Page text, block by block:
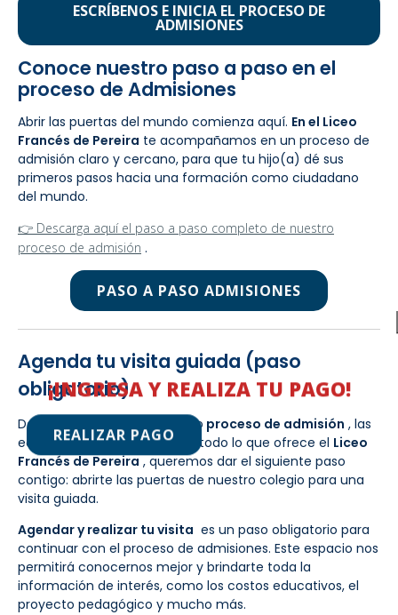
ESCRÍBENOS E INICIA EL PROCESO DE
ADMISIONES
Conoce nuestro paso a paso en el
proceso de Admisiones
Abrir las puertas del mundo comienza aquí. En el Liceo
Francés de Pereira te acompañamos en un proceso de
admisión claro y cercano, para que tu hijo(a) dé sus
primeros pasos hacia una formación como ciudadano
del mundo.
👉 Descarga aquí el paso a paso completo de nuestro
proceso de admisión .
PASO A PASO ADMISIONES
Agenda tu visita guiada (paso
obligatorio)
Después de descubrir nuestro proceso de admisión , las
equivalencias académicas y todo lo que ofrece el Liceo
Francés de Pereira, queremos dar el siguiente paso
contigo: abrirte las puertas de nuestro colegio para una
visita guiada.
Agendar y realizar tu visita es un paso obligatorio para
continuar con el proceso de admisiones. Este espacio nos
permitirá conocernos mejor y brindarte toda la
información de interés, como los costos educativos, el
proyecto pedagógico y mucho más.
¡INGRESA Y REALIZA TU PAGO!
REALIZAR PAGO